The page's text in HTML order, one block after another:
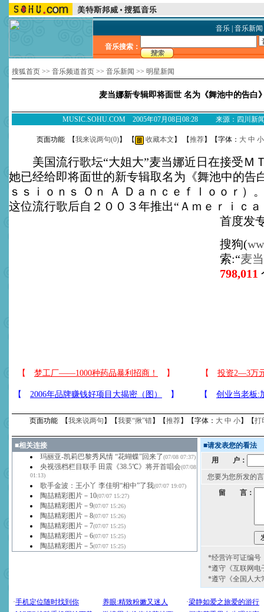
音乐| 音乐新闻
音乐搜索：
搜狐首页 >> 音乐频道首页 >> 音乐新闻 >> 明星新闻
麦当娜新专辑即将面世 名为《舞池中的告白
MUSIC.SOHU.COM 2005年07月08日08:28 来源：四川新
页面功能 【我来说两句(0)】 【 收藏本文 】 【推荐】【字体： 大 中 小
美国流行歌坛“大姐大”麦当娜近日在接受Ｍ
她已经给即将面世的新专辑取名为《舞池中的告
ｓｓｉｏｎｓ Ｏｎ Ａ Ｄａｎｃｅｆｌｏｏｒ）
这位流行歌后自２００３年推出“Ａｍｅｒｉｃ
首度发
搜狗(
索:“麦
798,011
页面功能 【我来说两句 】【我要“揪”错】【推荐】【字体： 大 中 小】【打
■相关连接
玛丽亚-凯莉巴黎秀风情 “花蝴蝶”回来了(07/08 07:37)
央视强档栏目联手 田震《38.5℃》将开首唱会(07/08
01:13)
歌手金波：王小丫 李佳明“相中”了我(07/07 19:07)
陶喆精彩图片－10(07/07 15:27)
陶喆精彩图片－9(07/07 15:26)
陶喆精彩图片－8(07/07 15:26)
陶喆精彩图片－7(07/07 15:25)
陶喆精彩图片－6(07/07 15:25)
陶喆精彩图片－5(07/07 15:25)
■请发表您的看法
用 户：
您要为您所发的
留 言：
*经营许可证编号
*遵守《互联网电
*遵守《全国人大